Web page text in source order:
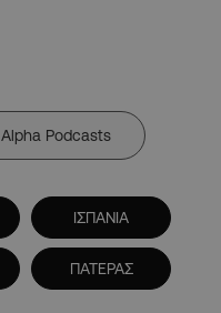
Alpha Podcasts
ΙΣΠΑΝΙΑ
ΠΑΤΕΡΑΣ